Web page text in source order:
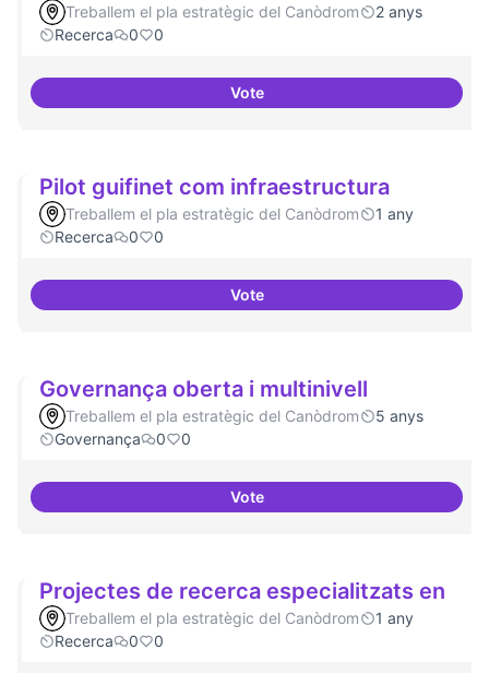
Treballem el pla estratègic del Canòdrom
2 anys
Recerca
0 0
VoteEspai on fer masterclass
Pilot guifinet com infraestructura
Treballem el pla estratègic del Canòdrom
1 any
Recerca
0 0
VotePilot guifinet com
Governança oberta i multinivell
Treballem el pla estratègic del Canòdrom
5 anys
Governança
0 0
VoteGovernança oberta i multinivell
Projectes de recerca especialitzats en
Treballem el pla estratègic del Canòdrom
1 any
Recerca
0 0